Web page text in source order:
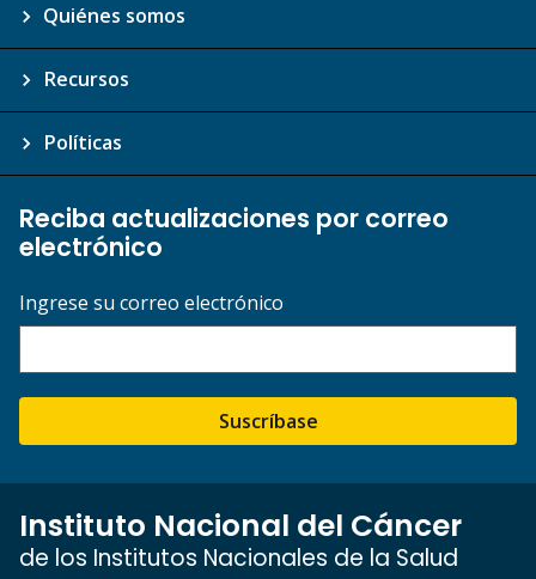
Quiénes somos
Recursos
Políticas
Reciba actualizaciones por correo
electrónico
Ingrese su correo electrónico
Suscríbase
Instituto Nacional del Cáncer
de los Institutos Nacionales de la Salud